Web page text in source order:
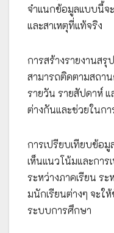
จำแนกข้อมูลแบบนี้จ
และสาเหตุที่แท้จริง
การสร้างรายงานสรุ
สามารถติดตามสถา
รายวัน รายสัปดาห์
ต่างกันและช่วยในก
การเปรียบเทียบข้อมู
เห็นแนวโน้มและการ
ระหว่างภาคเรียน ร
มนักเรียนต่างๆ จะใ
ระบบการศึกษา